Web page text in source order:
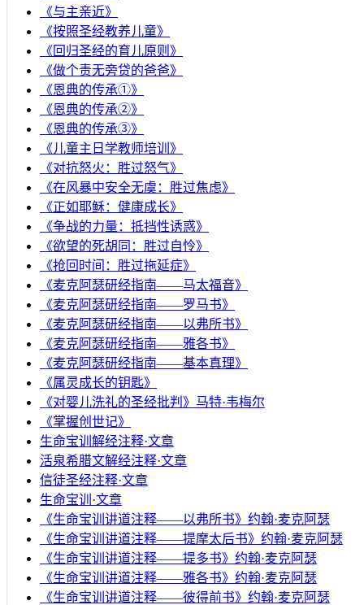
《与主亲近》
《按照圣经教养儿童》
《回归圣经的育儿原则》
《做个责无旁贷的爸爸》
《恩典的传承①》
《恩典的传承②》
《恩典的传承③》
《儿童主日学教师培训》
《对抗怒火：胜过怒气》
《在风暴中安全无虞：胜过焦虑》
《正如耶稣：健康成长》
《争战的力量：抵挡性诱惑》
《欲望的死胡同：胜过自怜》
《抢回时间：胜过拖延症》
《麦克阿瑟研经指南——马太福音》
《麦克阿瑟研经指南——罗马书》
《麦克阿瑟研经指南——以弗所书》
《麦克阿瑟研经指南——雅各书》
《麦克阿瑟研经指南——基本真理》
《属灵成长的钥匙》
《对婴儿洗礼的圣经批判》马特·韦梅尔
《掌握创世记》
生命宝训解经注释·文章
活泉希腊文解经注释·文章
信徒圣经注释·文章
生命宝训·文章
《生命宝训讲道注释——以弗所书》约翰·麦克阿瑟
《生命宝训讲道注释——提摩太后书》约翰·麦克阿瑟
《生命宝训讲道注释——提多书》约翰·麦克阿瑟
《生命宝训讲道注释——雅各书》约翰·麦克阿瑟
《生命宝训讲道注释——彼得前书》约翰·麦克阿瑟